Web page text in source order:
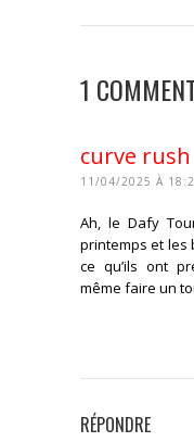
1
curve rush
11/04/2025 À
Ah, le Dafy
printemps et les
ce qu’ils ont
même faire un
RÉPONDRE